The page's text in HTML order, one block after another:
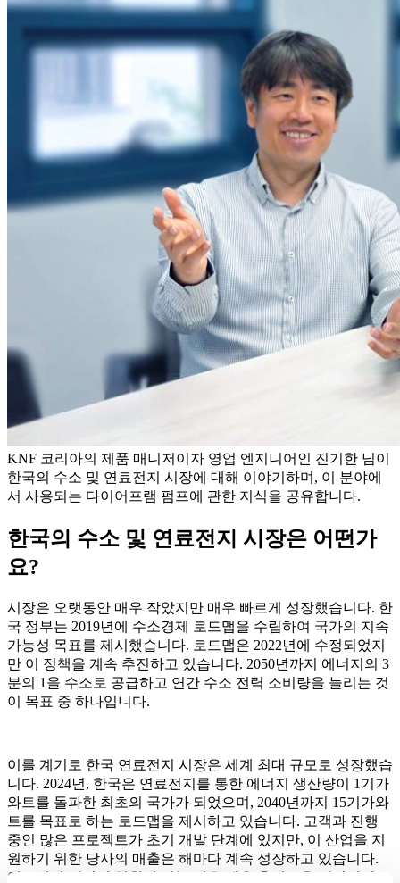
KNF 코리아의 제품 매니저이자 영업 엔지니어인 진기한 님이
한국의 수소 및 연료전지 시장에 대해 이야기하며, 이 분야에
서 사용되는 다이어프램 펌프에 관한 지식을 공유합니다.
한국의 수소 및 연료전지 시장은 어떤가
요?
시장은 오랫동안 매우 작았지만 매우 빠르게 성장했습니다. 한
국 정부는 2019년에 수소경제 로드맵을 수립하여 국가의 지속
가능성 목표를 제시했습니다. 로드맵은 2022년에 수정되었지
만 이 정책을 계속 추진하고 있습니다. 2050년까지 에너지의 3
분의 1을 수소로 공급하고 연간 수소 전력 소비량을 늘리는 것
이 목표 중 하나입니다.
이를 계기로 한국 연료전지 시장은 세계 최대 규모로 성장했습
니다. 2024년, 한국은 연료전지를 통한 에너지 생산량이 1기가
와트를 돌파한 최초의 국가가 되었으며, 2040년까지 15기가와
트를 목표로 하는 로드맵을 제시하고 있습니다. 고객과 진행
중인 많은 프로젝트가 초기 개발 단계에 있지만, 이 산업을 지
원하기 위한 당사의 매출은 해마다 계속 성장하고 있습니다.
연료전지 시장의 일원이 되는 것은 매우 흥미로운 시간이며,